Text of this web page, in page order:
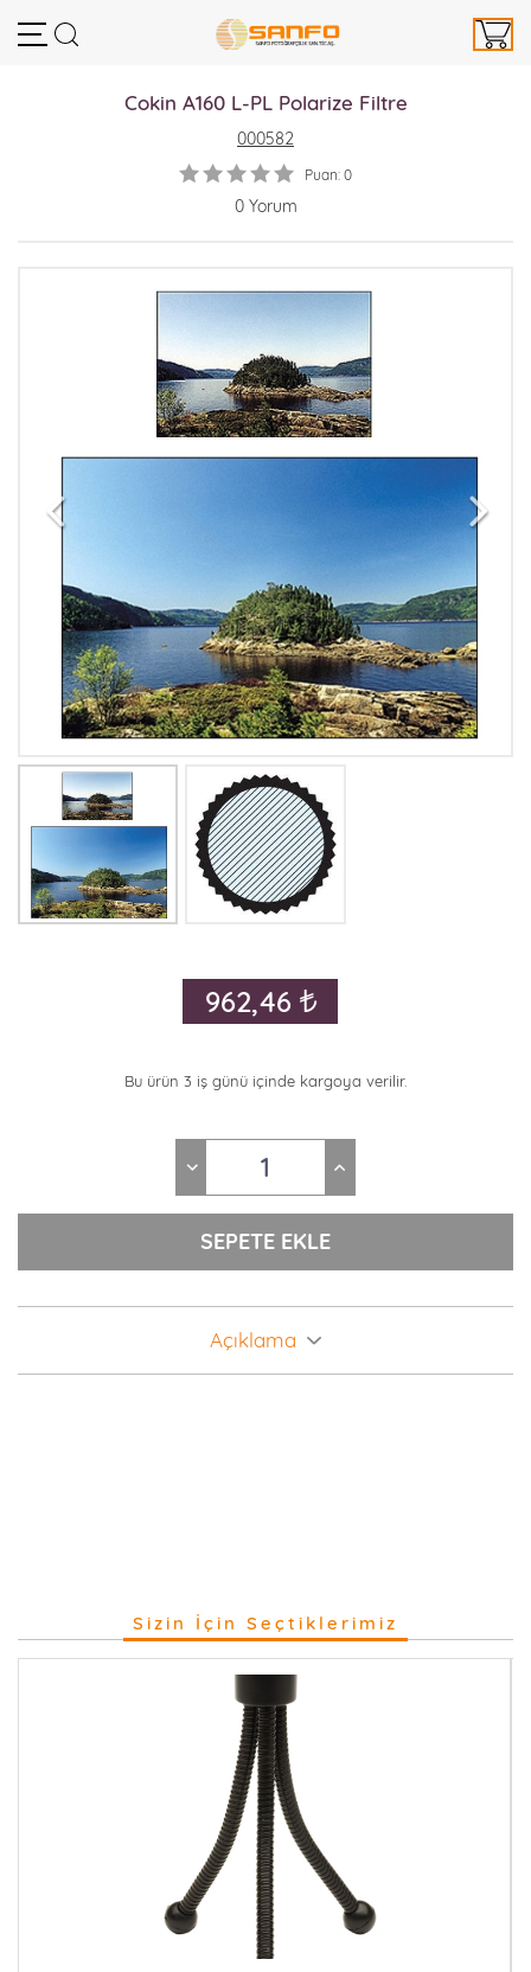
Cokin A160 L-PL Polarize Filtre
000582
Puan: 0
0 Yorum
962,46
Bu ürün 3 iş günü içinde kargoya verilir.
Açıklama
Sizin İçin Seçtiklerimiz